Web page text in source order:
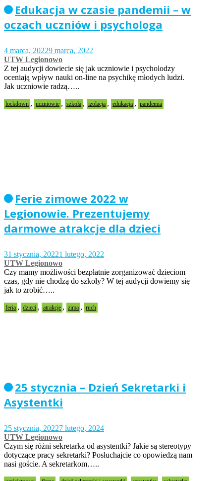
Edukacja w czasie pandemii – w
oczach uczniów i psychologa
4 marca, 20229 marca, 2022
UTW Legionowo
Z tej audycji dowiecie się jak uczniowie i psycholodzy
oceniają wpływ nauki on-line na psychikę młodych ludzi.
Jak uczniowie radzą…..
lockdown , uczniowie , szkoła , izolacja , edukacja , pandemia
Ferie zimowe 2022 w
Legionowie. Prezentujemy
darmowe atrakcje dla dzieci
31 stycznia, 20221 lutego, 2022
UTW Legionowo
Czy mamy możliwości bezpłatnie zorganizować dzieciom
czas, gdy nie chodzą do szkoły? W tej audycji dowiemy się
jak to zrobić…..
feria , dzieci , atrakcje , zima , ruch
25 stycznia – Dzień Sekretarki i
Asystentki
25 stycznia, 20227 lutego, 2024
UTW Legionowo
Czym się różni sekretarka od asystentki? Jakie są stereotypy
dotyczące pracy sekretarki? Posłuchajcie co opowiedzą nam
nasi goście. A sekretarkom…..